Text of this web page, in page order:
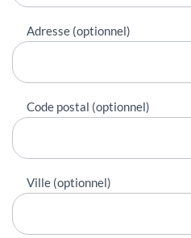
Adresse (optionnel)
Code postal (optionnel)
Ville (optionnel)